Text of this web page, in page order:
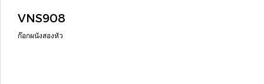
VNS908
ก๊อกผนังสองหัว